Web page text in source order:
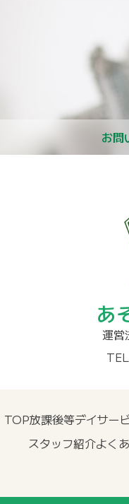
お問
あ
運営
TOP放課後等デイサー
スタッフ紹介よく